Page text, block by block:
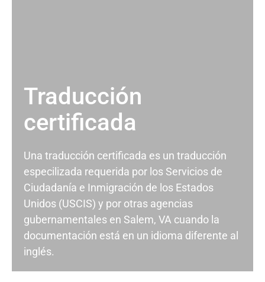
Traducción
certificada
Una traducción certificada es un traducción
especilizada requerida por los Servicios de
Ciudadanía e Inmigración de los Estados
Unidos (USCIS) y por otras agencias
gubernamentales en Salem, VA cuando la
documentación está en un idioma diferente al
inglés.